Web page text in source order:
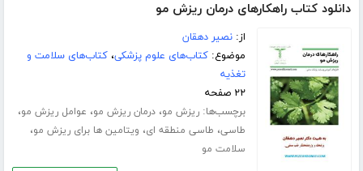
دانلود کتاب راهکار‌های درمان ریزش مو
از:نصیر دهقان
موضوع:کتاب‌های علوم پزشکی،کتاب‌های سلامت و
تغذیه
۲۲ صفحه
برچسب‌ها:ریزش مو،درمان ریزش مو، عوامل ریزش مو،
طاسی، طاسی منطقه ای، ویتامین ها برای ریزش مو،
سلامت مو